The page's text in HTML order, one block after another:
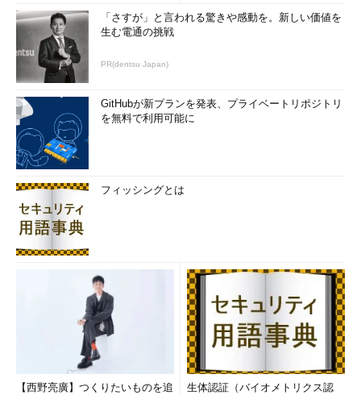
「さすが」と言われる驚きや感動を。新しい価値を
生む電通の挑戦
PR(dentsu Japan)
GitHubが新プランを発表、プライベートリポジトリ
を無料で利用可能に
フィッシングとは
【西野亮廣】つくりたいものを追
生体認証（バイオメトリクス認